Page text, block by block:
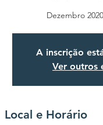
Dezembro
A inscrição
Ver outros
Local e Horário